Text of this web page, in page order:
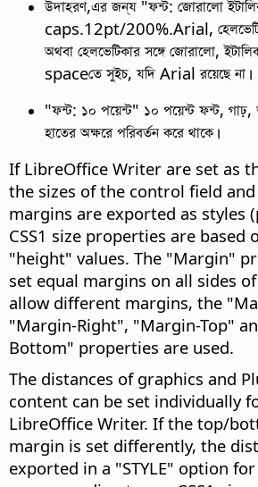
উদাহরণ,এর জন্য "ফন্ট: জোরালো
caps.12pt/200%.Arial,
অথবা হেলভেটিকার সঙ্গে জোরালো,
spaceতে সুইচ, যদি Arial রয়েছে না।
"ফন্ট: ১০ পয়েন্ট" ১০ পয়েন্ট ফন্ট, গাঢ়,
হাতের অক্ষরে পরিবর্তন করে থাকে।
If LibreOffice Writer are set as
the sizes of the control field
margins are exported as styles
CSS1 size properties are based
"height" values. The "Margin"
set equal margins on all sides
allow different margins, the
"Margin-Right", "Margin-Top"
Bottom" properties are used.
The distances of graphics and
content can be set individually
LibreOffice Writer. If the top/
margin is set differently, the
exported in a "STYLE" option